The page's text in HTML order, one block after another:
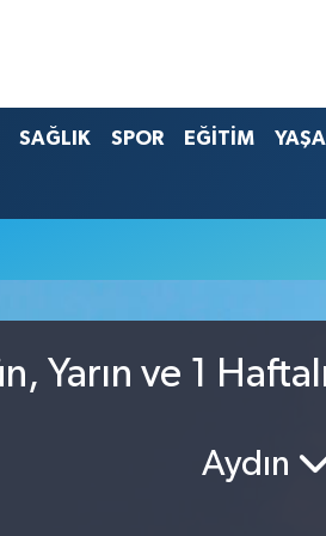
SAĞLIK SPOR EĞİTİM
Yarın ve 1
Aydın